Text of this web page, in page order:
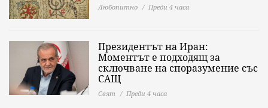
Любопитно Преди 4 часа
Президентът на Иран:
Моментът е подходящ за
сключване на споразумение със
САЩ
Свят Преди 4 часа